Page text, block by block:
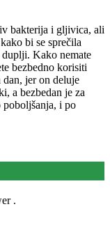
bakterija i gljivica, ali
bi se sprečila
Kako nemate
bezbedno korisiti
jer on deluje
a bezbedan je za
poboljšanja, i po
.